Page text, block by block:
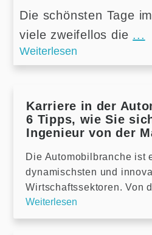
Die schönsten Tage
viele zweifellos die ...
Weiterlesen
Karriere in der
6 Tipps, wie Sie
Ingenieur von der
Die Automobilbranche ist
dynamischsten und
Wirtschaftssektoren. Von
Weiterlesen